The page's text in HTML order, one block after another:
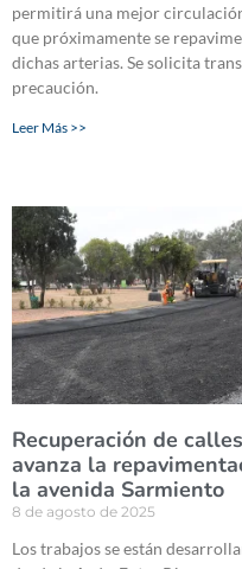
permitirá una mejor
que próximamente se
dichas arterias. Se solicita
precaución.
Leer Más >>
Recuperación de
avanza la
la avenida Sarmiento
8 de agosto de 2025
Los trabajos se están